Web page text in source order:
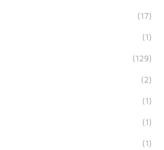
(17)
(1)
(129)
(2)
(1)
(1)
(1)